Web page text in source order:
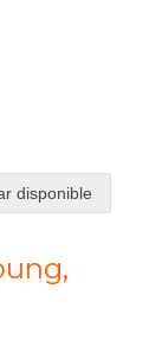
disponible